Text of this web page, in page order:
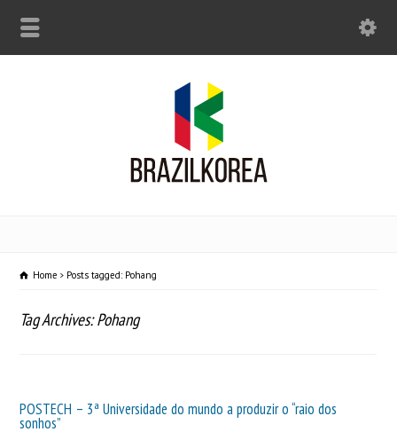
Home Posts tagged: Pohang
Tag Archives: Pohang
POSTECH – 3ª Universidade do mundo a produzir o “raio dos
sonhos”